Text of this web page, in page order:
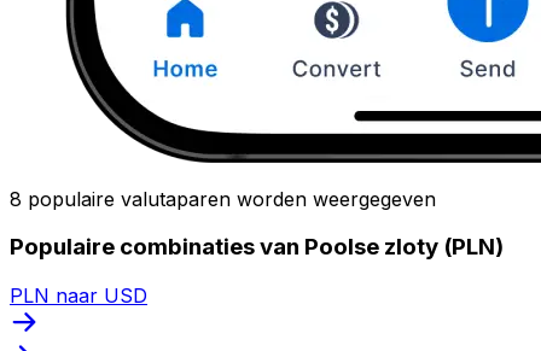
8 populaire valutaparen worden weergegeven
Populaire combinaties van Poolse zloty (PLN)
PLN naar USD